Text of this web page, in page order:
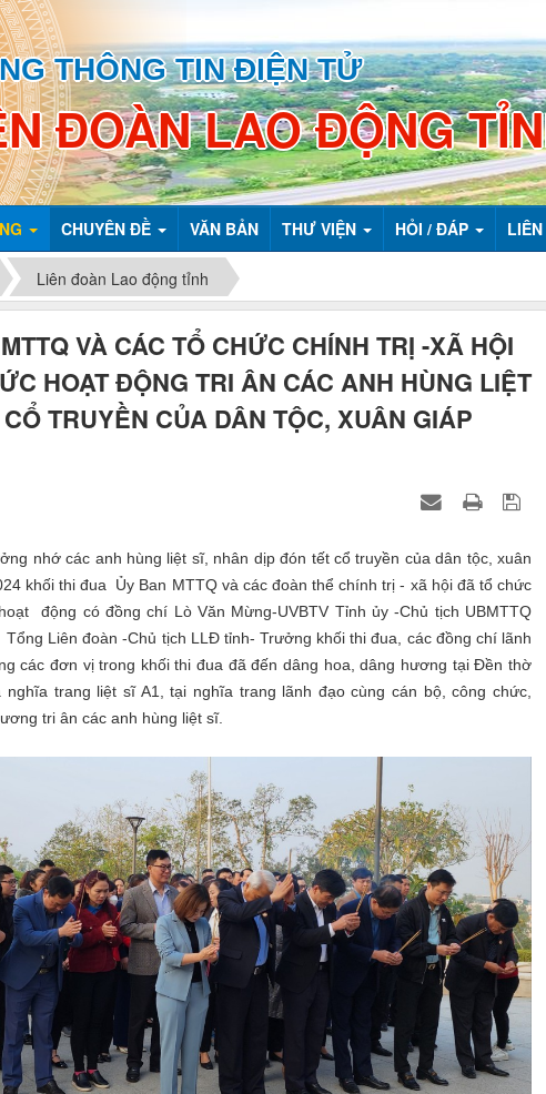
THÔNG TIN ĐIỆN TỬ
ĐOÀN LAO ĐỘNG
CHUYÊN ĐỀ VĂN BẢN THƯ VIỆN HỎI / ĐÁP
Liên đoàn Lao động tỉnh
VÀ CÁC TỔ CHỨC CHÍNH TRỊ -XÃ HỘI
HOẠT ĐỘNG TRI ÂN CÁC ANH HÙNG LIỆT
TRUYỀN CỦA DÂN TỘC, XUÂN GIÁP
nhớ các anh hùng liệt sĩ, nhân dịp đón tết cổ truyền của dân tộc, xuân
khối thi đua Ủy Ban MTTQ và các đoàn thể chính trị - xã hội đã tổ chức
động có đồng chí Lò Văn Mừng-UVBTV Tỉnh ủy -Chủ tịch UBMTTQ
Liên đoàn -Chủ tịch LLĐ tỉnh- Trưởng khối thi đua, các đồng chí lãnh
các đơn vị trong khối thi đua đã đến dâng hoa, dâng hương tại Đền thờ
trang liệt sĩ A1, tại nghĩa trang lãnh đạo cùng cán bộ, công chức,
tri ân các anh hùng liệt sĩ.